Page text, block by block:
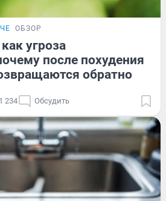
ОБЗОР
угроза
после похудения
обратно
1 234 Обсудить